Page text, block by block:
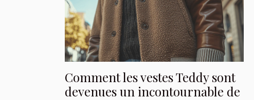
Comment les vestes Teddy sont
devenues un incontournable de